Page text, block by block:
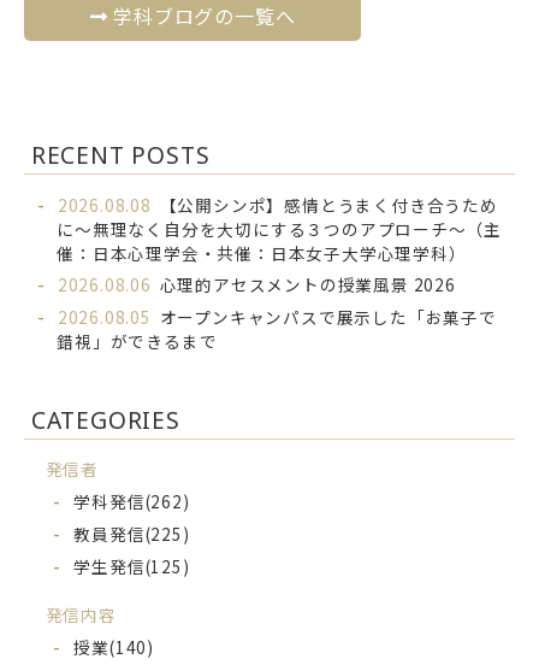
学科ブログの一覧へ
RECENT POSTS
2026.08.08
【公開シンポ】感情とうまく付き合うため
に～無理なく自分を大切にする３つのアプローチ～（主
催：日本心理学会・共催：日本女子大学心理学科）
2026.08.06 心理的アセスメントの授業風景 2026
2026.08.05 オープンキャンパスで展示した「お菓子で
錯視」ができるまで
CATEGORIES
発信者
学科発信(262)
教員発信(225)
学生発信(125)
発信内容
授業(140)